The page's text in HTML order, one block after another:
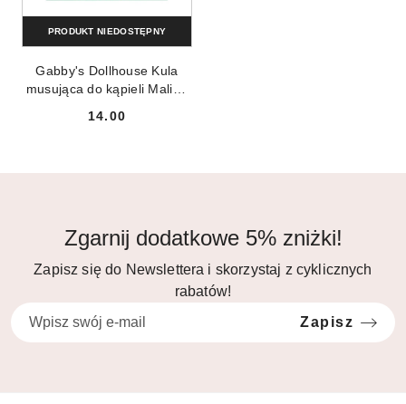
Gabby's Dollhouse Kula
musująca do kąpieli Malina
Cena:
14.00
PRODUKT NIEDOSTĘPNY
Zgarnij dodatkowe 5% zniżki!
Zapisz się do Newslettera i skorzystaj z cyklicznych
rabatów!
Zapisz